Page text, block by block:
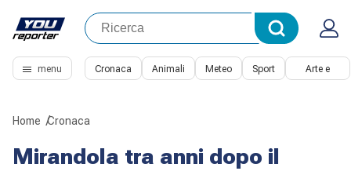
menu Cronaca Animali Meteo Sport Arte e
Home Cronaca
Mirandola tra anni dopo il